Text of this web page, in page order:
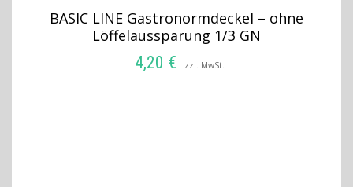
BASIC LINE Gastronormdeckel – ohne
Löffelaussparung 1/3 GN
4,20 € zzl. MwSt.